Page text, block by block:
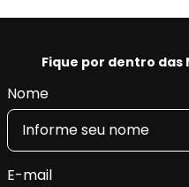
conforto e retira as
- Produto Original em
EUROPA e com
Fique por dentro das
Nome
E-mail